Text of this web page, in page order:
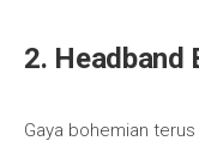
2. Headband
Gaya bohemian